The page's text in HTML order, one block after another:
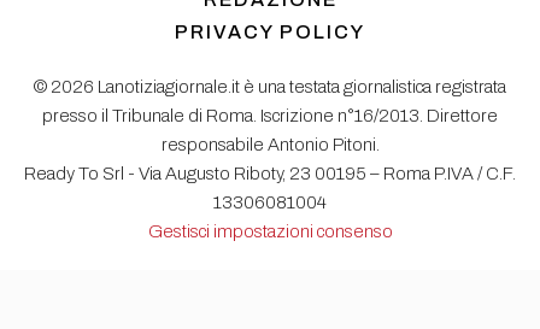
PRIVACY POLICY
© 2026 Lanotiziagiornale.it è una testata giornalistica registrata
presso il Tribunale di Roma. Iscrizione n°16/2013. Direttore
responsabile Antonio Pitoni.
Ready To Srl - Via Augusto Riboty, 23 00195 – Roma P.IVA / C.F.
13306081004
Gestisci impostazioni consenso